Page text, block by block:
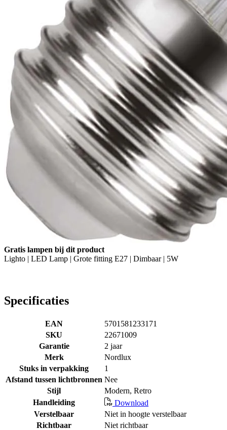
Gratis lampen bij dit product
Lighto | LED Lamp | Grote fitting E27 | Dimbaar | 5W
Specificaties
EAN
5701581233171
SKU
22671009
Garantie
2 jaar
Merk
Nordlux
Stuks in verpakking
1
Afstand tussen lichtbronnen Nee
Stijl
Modern, Retro
Handleiding
Download
Verstelbaar
Niet in hoogte verstelbaar
Richtbaar
Niet richtbaar